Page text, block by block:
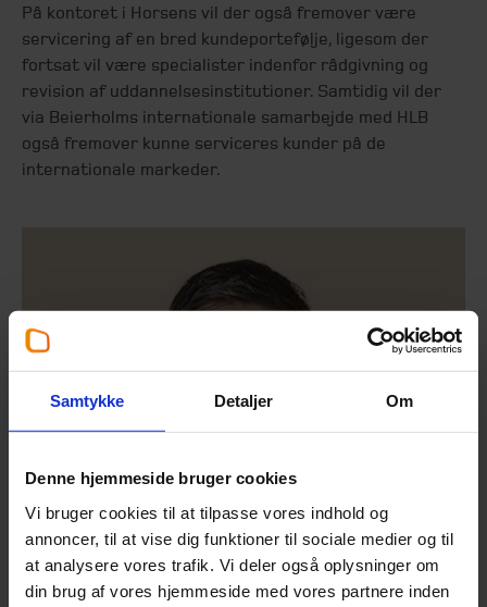
Samtykke Detaljer Om
Denne hjemmeside bruger cookies
Vi bruger cookies til at tilpasse vores indhold og
annoncer, til at vise dig funktioner til sociale medier og til
at analysere vores trafik. Vi deler også oplysninger om
din brug af vores hjemmeside med vores partnere inden
På kontoret i Horsens vil der også fremover være
servicering af en bred kundeportefølje, ligesom der
fortsat vil være specialister indenfor rådgivning og
revision af uddannelsesinstitutioner. Samtidig vil der
via Beierholms internationale samarbejde med HLB
også fremover kunne serviceres kunder på de
internationale markeder.